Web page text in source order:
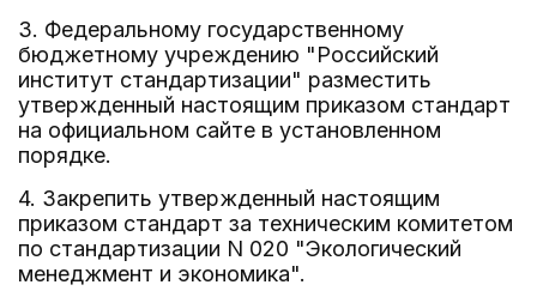
3. Федеральному государственному
бюджетному учреждению "Российский
институт стандартизации" разместить
утвержденный настоящим приказом стандарт
на официальном сайте в установленном
порядке.
4. Закрепить утвержденный настоящим
приказом стандарт за техническим комитетом
по стандартизации N 020 "Экологический
менеджмент и экономика".